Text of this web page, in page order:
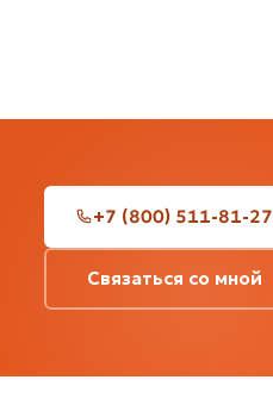
+7 (800) 511-81-27
Связаться со мной